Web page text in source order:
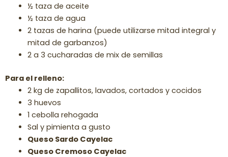
½ taza de aceite
½ taza de agua
2 tazas de harina (puede utilizarse mitad integral y
mitad de garbanzos)
2 a 3 cucharadas de mix de semillas
Para el relleno:
2 kg de zapallitos, lavados, cortados y cocidos
3 huevos
1 cebolla rehogada
Sal y pimienta a gusto
Queso Sardo Cayelac
Queso Cremoso Cayelac